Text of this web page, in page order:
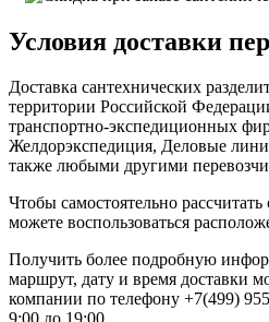
Условия доставки
Доставка сантехнических
территории Российской
транспортно-экспедиционных
Желдорэкспедиция, Деловые
также любыми другими
Чтобы самостоятельно
можете воспользоваться
Получить более подробную
маршрут, дату и время доставки
компании по телефону +7(499)